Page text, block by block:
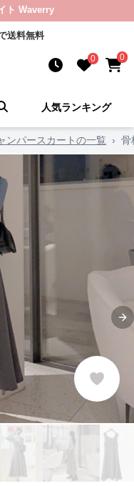
ト Waverry
送料無料
0 0
人気ランキング
ンパースカートの一覧 › 骨